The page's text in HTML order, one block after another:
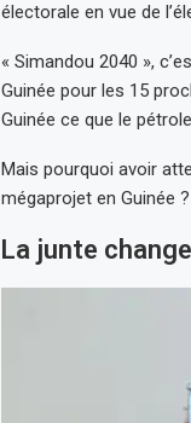
électorale en vue de
« Simandou 2040 »,
Guinée pour les 15
Guinée ce que le
Mais pourquoi avoir
mégaprojet en Guinée ?
La junte